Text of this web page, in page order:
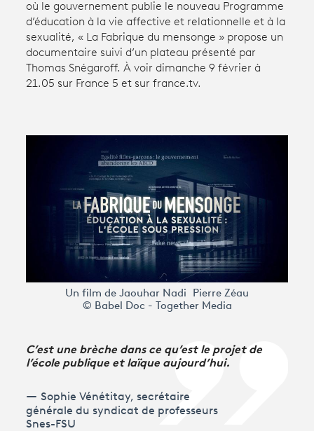
connexion
Avantages fidélité
où le gouvernement publie le nouveau Programme
d’éducation à la vie affective et relationnelle et à la
sexualité, « La Fabrique du mensonge » propose un
documentaire suivi d’un plateau présenté par
Thomas Snégaroff. À voir dimanche 9 février à
21.05 sur France 5 et sur france.tv.
Un film de Jaouhar Nadi Pierre Zéau
© Babel Doc - Together Media
C’est une brèche dans ce qu’est le projet de
l’école publique et laïque aujourd’hui.
Sophie Vénétitay, secrétaire
générale du syndicat de professeurs
Snes-FSU